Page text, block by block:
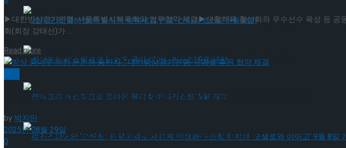
‘로미오와 줄리엣’의 발칙한 평행세계,연극 ‘스타크로스드’ 9월 재연
젠더프리 캐스팅으로 돌아온 뮤지컬’아나키스트’ 9월 개막
‘로미오와 줄리엣’의 발칙한 평행세계,연극 ‘스타크로스드’ 9월 재연
젠더프리 캐스팅으로 돌아온 뮤지컬’아나키스트’ 9월 개막
▶대한빙상경기연맹-서울특별시체육회와 업무협약 체결▶생활체육 활성화와 우수선수 육성 등 공
회(회장 강태선)가 ...
Read more
빙상 꿈나무 위한 든든한 동반자… 대한빙상경기연맹-유라클 후원 협약 체결
by 박지민
2025년 08월 29일
0